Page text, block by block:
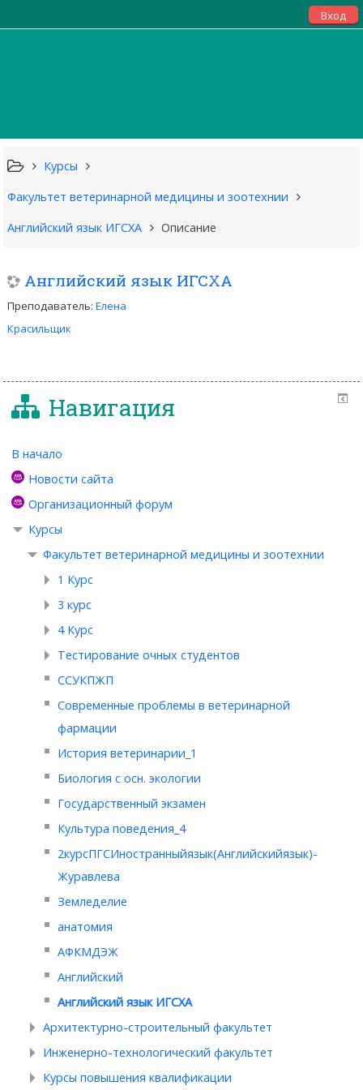
Вход
Курсы
Факультет ветеринарной медицины и зоотехнии
Английский язык ИГСХА
Описание
Английский язык ИГСХА
Преподаватель:Елена
Красильщик
Навигация
В начало
Новости сайта
Организационный форум
Курсы
Факультет ветеринарной медицины и зоотехнии
1 Курс
3 курс
4 Курс
Тестирование очных студентов
ССУКПЖП
Современные проблемы в ветеринарной
фармации
История ветеринарии_1
Биология с осн. экологии
Государственный экзамен
Культура поведения_4
2курсПГСИностранныйязык(Английскийязык)-
Журавлева
Земледелие
анатомия
АФКМДЭЖ
Английский
Английский язык ИГСХА
Архитектурно-строительный факультет
Инженерно-технологический факультет
Курсы повышения квалификации